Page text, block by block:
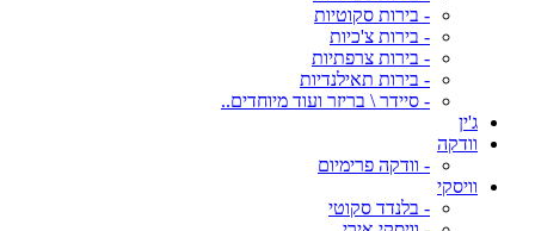
- בירות סקוטיות
- בירות צ'כיות
- בירות צרפתיות
- בירות תאילנדיות
- סיידר \ בריזר ועוד מיוחדים..
ג'ין
וודקה
- וודקה פרימיום
וויסקי
- בלנדד סקוטי